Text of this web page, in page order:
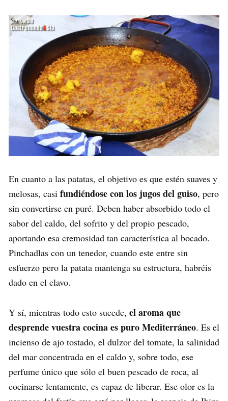
En cuanto a las patatas, el objetivo es que estén suaves y
melosas, casi fundiéndose con los jugos del guiso, pero
sin convertirse en puré. Deben haber absorbido todo el
sabor del caldo, del sofrito y del propio pescado,
aportando esa cremosidad tan característica al bocado.
Pinchadlas con un tenedor, cuando este entre sin
esfuerzo pero la patata mantenga su estructura, habréis
dado en el clavo.
Y sí, mientras todo esto sucede, el aroma que
desprende vuestra cocina es puro Mediterráneo. Es el
incienso de ajo tostado, el dulzor del tomate, la salinidad
del mar concentrada en el caldo y, sobre todo, ese
perfume único que sólo el buen pescado de roca, al
cocinarse lentamente, es capaz de liberar. Ese olor es la